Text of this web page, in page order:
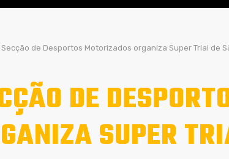
Secção de Desportos Motorizados organiza Super Trial de
DE
SUPER